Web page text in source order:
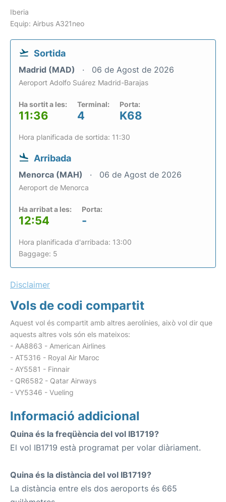
Iberia
Equip: Airbus A321neo
Sortida
Madrid (MAD) 06 de Agost de 2026
Aeroport Adolfo Suárez Madrid-Barajas
Ha sortit a les:
11:36
Terminal:
4
Porta:
K68
Hora planificada de sortida: 11:30
Arribada
Menorca (MAH) 06 de Agost de 2026
Aeroport de Menorca
Ha arribat a les:
12:54
Porta:
-
Hora planificada d'arribada: 13:00
Baggage: 5
Disclaimer
Vols de codi compartit
Aquest vol és compartit amb altres aerolínies, això vol dir que
aquests altres vols són els mateixos:
- AA8863 - American Airlines
- AT5316 - Royal Air Maroc
- AY5581 - Finnair
- QR6582 - Qatar Airways
- VY5346 - Vueling
Informació addicional
Quina és la freqüència del vol IB1719?
El vol IB1719 està programat per volar diàriament.
Quina és la distància del vol IB1719?
La distància entre els dos aeroports és 665